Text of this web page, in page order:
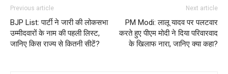
Previous article
BJP List: पार्टी ने जारी की लोकसभा
उम्मीदवारों के नाम की पहली लिस्ट,
जानिए किस राज्य से कितनी सीटें?
Next article
PM Modi: लालू यादव पर पलटवार
करते हुए पीएम मोदी ने दिया परिवारवाद
के खिलाफ नारा, जानिए क्या कहा?